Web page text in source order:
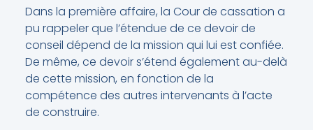
Dans la première affaire, la Cour de cassation a
pu rappeler que l’étendue de ce devoir de
conseil dépend de la mission qui lui est confiée.
De même, ce devoir s’étend également au-delà
de cette mission, en fonction de la
compétence des autres intervenants à l’acte
de construire.